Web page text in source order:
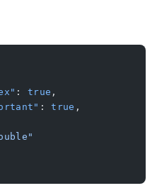
: true ,
: true ,